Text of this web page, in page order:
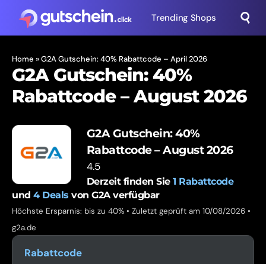
Trending Shops
G2A Gutschein: 40%
Rabattcode – August 2026
Home »G2A Gutschein: 40% Rabattcode – April 2026
G2A Gutschein: 40%
Rabattcode – August 2026
4.5
Derzeit finden Sie 1 Rabattcode
und 4Deals von G2A verfügbar
Höchste Ersparnis: bis zu 40% • Zuletzt geprüft am 10/08/2026 •
g2a.de
Rabattcode